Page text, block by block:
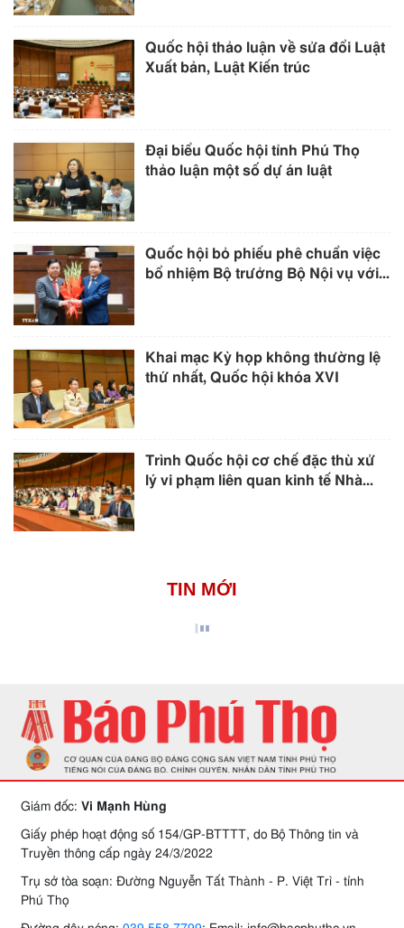
Quốc hội thảo luận về sửa đổi Luật
Xuất bản, Luật Kiến trúc
Đại biểu Quốc hội tỉnh Phú Thọ
thảo luận một số dự án luật
Quốc hội bỏ phiếu phê chuẩn việc
bổ nhiệm Bộ trưởng Bộ Nội vụ với...
Khai mạc Kỳ họp không thường lệ
thứ nhất, Quốc hội khóa XVI
Trình Quốc hội cơ chế đặc thù xử
lý vi phạm liên quan kinh tế Nhà...
TIN MỚI
Giám đốc: Vi Mạnh Hùng
Giấy phép hoạt động số 154/GP-BTTTT, do Bộ Thông tin và
Truyền thông cấp ngày 24/3/2022
Trụ sở tòa soạn: Đường Nguyễn Tất Thành - P. Việt Trì - tỉnh
Phú Thọ